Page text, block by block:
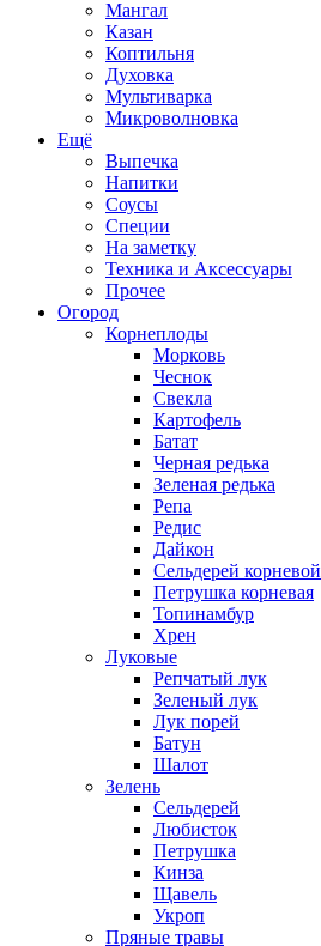
Мангал
Казан
Коптильня
Духовка
Мультиварка
Микроволновка
Ещё
Выпечка
Напитки
Соусы
Специи
На заметку
Техника и Аксессуары
Прочее
Огород
Корнеплоды
Морковь
Чеснок
Свекла
Картофель
Батат
Черная редька
Зеленая редька
Репа
Редис
Дайкон
Сельдерей корневой
Петрушка корневая
Топинамбур
Хрен
Луковые
Репчатый лук
Зеленый лук
Лук порей
Батун
Шалот
Зелень
Сельдерей
Любисток
Петрушка
Кинза
Щавель
Укроп
Пряные травы